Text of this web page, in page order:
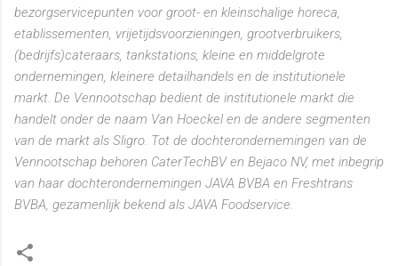
bezorgservicepunten voor groot- en kleinschalige horeca,
etablissementen, vrijetijdsvoorzieningen, grootverbruikers,
(bedrijfs)cateraars, tankstations, kleine en middelgrote
ondernemingen, kleinere detailhandels en de institutionele
markt. De Vennootschap bedient de institutionele markt die
handelt onder de naam Van Hoeckel en de andere segmenten
van de markt als Sligro. Tot de dochterondernemingen van de
Vennootschap behoren CaterTechBV en Bejaco NV, met inbegrip
van haar dochterondernemingen JAVA BVBA en Freshtrans
BVBA, gezamenlijk bekend als JAVA Foodservice.